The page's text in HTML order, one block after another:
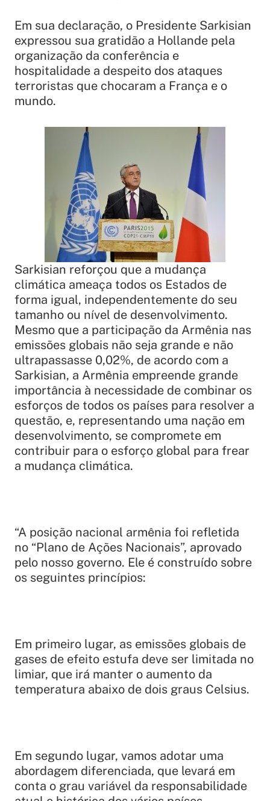
Em sua declaração, o Presidente Sarkisian
expressou sua gratidão a Hollande pela
organização da conferência e
hospitalidade a despeito dos ataques
terroristas que chocaram a França e o
mundo.
Sarkisian reforçou que a mudança
climática ameaça todos os Estados de
forma igual, independentemente do seu
tamanho ou nível de desenvolvimento.
Mesmo que a participação da Armênia nas
emissões globais não seja grande e não
ultrapassasse 0,02%, de acordo com a
Sarkisian, a Armênia empreende grande
importância à necessidade de combinar os
esforços de todos os países para resolver a
questão, e, representando uma nação em
desenvolvimento, se compromete em
contribuir para o esforço global para frear
a mudança climática.
“A posição nacional armênia foi refletida
no “Plano de Ações Nacionais”, aprovado
pelo nosso governo. Ele é construído sobre
os seguintes princípios:
Em primeiro lugar, as emissões globais de
gases de efeito estufa deve ser limitada no
limiar, que irá manter o aumento da
temperatura abaixo de dois graus Celsius.
Em segundo lugar, vamos adotar uma
abordagem diferenciada, que levará em
conta o grau variável da responsabilidade